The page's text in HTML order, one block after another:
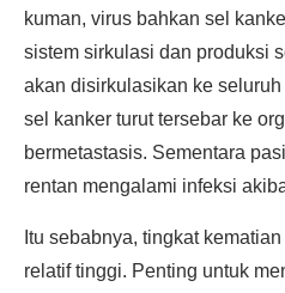
kuman, virus bahkan sel
sistem sirkulasi dan produksi
akan disirkulasikan ke
sel kanker turut tersebar ke
bermetastasis. Sementara
rentan mengalami infeksi
Itu sebabnya, tingkat
relatif tinggi. Penting untuk